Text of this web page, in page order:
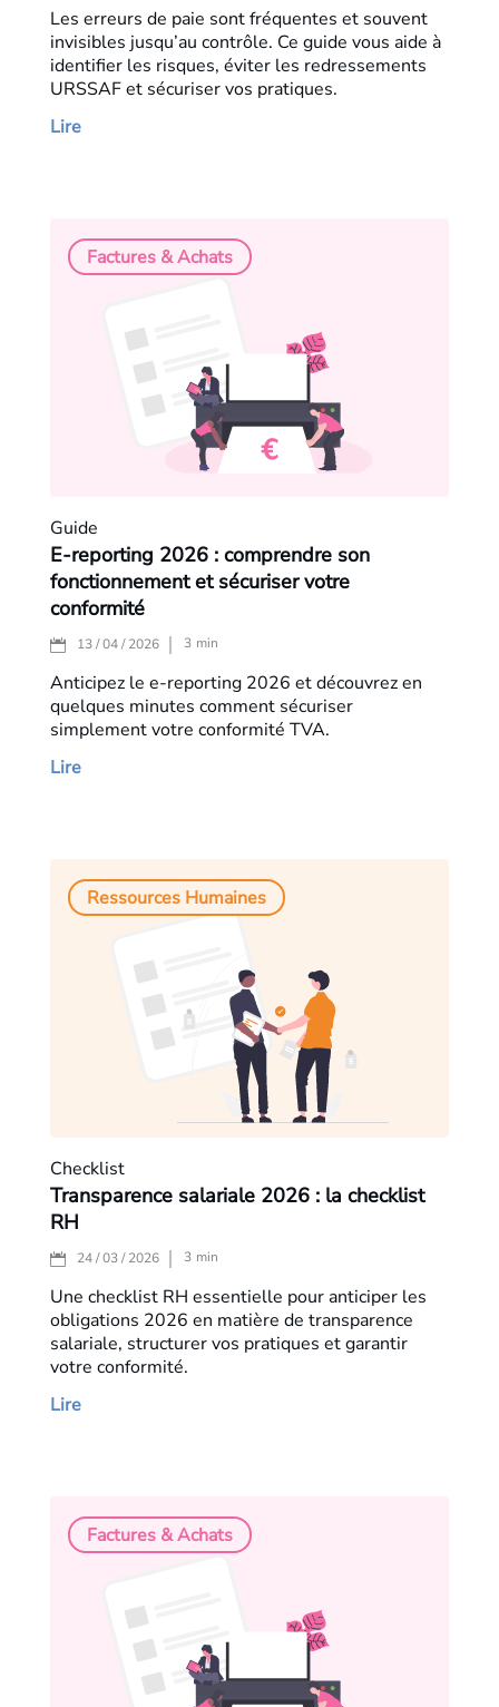
Les erreurs de paie sont fréquentes et souvent
invisibles jusqu’au contrôle. Ce guide vous aide à
identifier les risques, éviter les redressements
URSSAF et sécuriser vos pratiques.
Lire
Factures & Achats
Guide
E-reporting 2026 : comprendre son
fonctionnement et sécuriser votre
conformité
13 / 04 / 2026 3 min
Anticipez le e-reporting 2026 et découvrez en
quelques minutes comment sécuriser
simplement votre conformité TVA.
Lire
Ressources Humaines
Checklist
Transparence salariale 2026 : la checklist
RH
24 / 03 / 2026 3 min
Une checklist RH essentielle pour anticiper les
obligations 2026 en matière de transparence
salariale, structurer vos pratiques et garantir
votre conformité.
Lire
Factures & Achats